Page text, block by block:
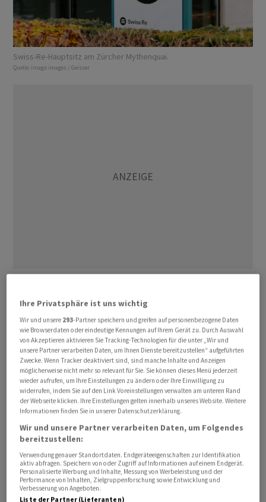
Swiss-Re-Hauptsitz am Zürcher Mythenquai.
Quelle: imago images / Geisser
2025» die bereits Ende Februar bekannt gegebenen
Solvenzzahlen bestätigt. Die Veröffentlichung dieses
Berichts erfolgt auf der Grundlage der
aufsichtsrechtlichen Vorschriften der Schweizer
Finanzmarktaufsicht Finma.
Demnach lag die sogenannte Quote zum Schweizer
Solvenztest (SST-Quote) per Anfang 2026 bei 250
Prozent nach 257 Prozent ein Jahr davor. Der Rückgang
sei hauptsächlich auf Kapitalrückführungen an die
Aktionäre und Modellaktualisierungen
zurückzuführen, heisst es in einer Mitteilung vom
Montag.
Ihre Privatsphäre ist uns wichtig
Wir und unsere 293-Partner speichern und greifen auf personenbezogene Daten
wie Browserdaten oder eindeutige Kennungen auf Ihrem Gerät zu. Durch Auswahl
von Akzeptieren aktivieren Sie Tracking-Technologien für die unter „Wir und
unsere Partner verarbeiten Daten, um Ihnen Dienste bereitzustellen“ aufgeführten
Zwecke. Wenn Tracker deaktiviert sind, sind manche Inhalte und Anzeigen
möglicherweise nicht mehr so relevant für Sie. Sie können dieses Menü jederzeit
wieder aufrufen, um Ihre Einstellungen zu ändern oder Ihre Einwilligung zu
widerrufen, indem Sie auf den Link Voreinstellungen verwalten am unteren Rand
der Webseite klicken. Ihre Einstellungen gelten innerhalb unseres Website. Weitere
Informationen finden Sie in unserer Datenschutzerklärung.
Wir und unsere Partner verarbeiten Daten, um Folgendes
bereitzustellen:
Verwendung genauer Standortdaten. Endgeräteeigenschaften zur Identifikation
aktiv abfragen. Speichern von oder Zugriff auf Informationen auf einem Endgerät.
Personalisierte Werbung und Inhalte, Messung von Werbeleistung und der
Performance von Inhalten, Zielgruppenforschung sowie Entwicklung und
Verbesserung von Angeboten.
Liste der Partner (Lieferanten)